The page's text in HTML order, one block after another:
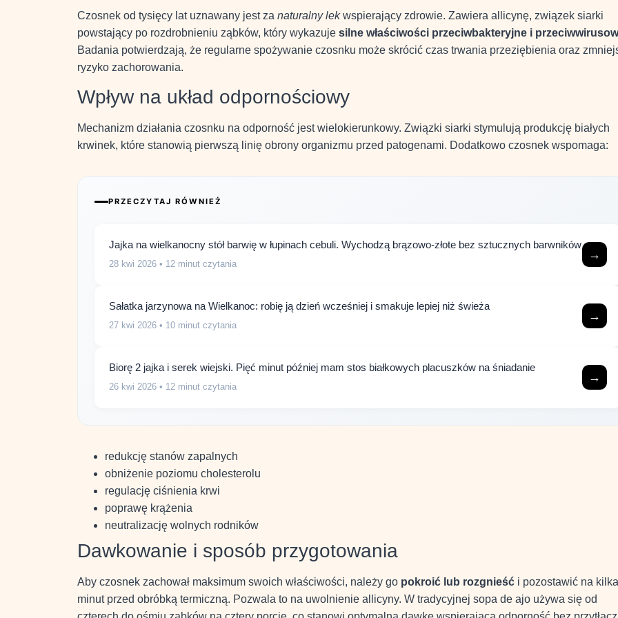
Czosnek od tysięcy lat uznawany jest za naturalny lekwspierający zdrowie. Zawiera allicynę, związek siarki
powstający po rozdrobnieniu ząbków, który wykazuje silne właściwości przeciwbakteryjne i
Badania potwierdzają, że regularne spożywanie czosnku może skrócić czas trwania przeziębienia oraz
ryzyko zachorowania.
Wpływ na układ odpornościowy
Mechanizm działania czosnku na odporność jest wielokierunkowy. Związki siarki stymulują produkcję białych
krwinek, które stanowią pierwszą linię obrony organizmu przed patogenami. Dodatkowo czosnek wspomaga:
PRZECZYTAJ RÓWNIEŻ
Jajka na wielkanocny stół barwię w łupinach cebuli. Wychodzą brązowo-złote bez sztucznych barwników
28 kwi 2026 • 12 minut czytania
→
Sałatka jarzynowa na Wielkanoc: robię ją dzień wcześniej i smakuje lepiej niż świeża
27 kwi 2026 • 10 minut czytania
→
Biorę 2 jajka i serek wiejski. Pięć minut później mam stos białkowych placuszków na śniadanie
26 kwi 2026 • 12 minut czytania
→
redukcję stanów zapalnych
obniżenie poziomu cholesterolu
regulację ciśnienia krwi
poprawę krążenia
neutralizację wolnych rodników
Dawkowanie i sposób przygotowania
Aby czosnek zachował maksimum swoich właściwości, należy go pokroić lub rozgnieść i pozostawić na kilka
minut przed obróbką termiczną. Pozwala to na uwolnienie allicyny. W tradycyjnej sopa de ajo używa się od